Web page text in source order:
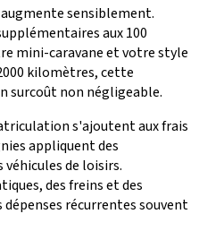
sensiblement.
aux 100
mini-caravane et votre style
kilomètres, cette
surcoût non négligeable.
s'ajoutent aux frais
appliquent des
de loisirs.
des freins et des
récurrentes souvent